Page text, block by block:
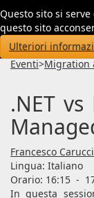
Questo sito si
questo sito
Ulteriori
Eventi>Migration
.NET
Francesco Carucci
Lingua: Italiano
Orario: 16:15 -
In questa